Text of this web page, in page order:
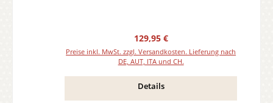
Regulärer Preis:
129,95 €
Preise inkl. MwSt. zzgl. Versandkosten. Lieferung nach
DE, AUT, ITA und CH.
Details